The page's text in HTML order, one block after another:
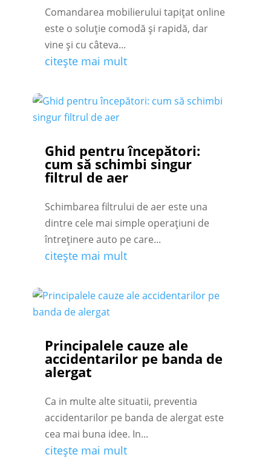
Comandarea mobilierului tapițat online
este o soluție comodă și rapidă, dar
vine și cu câteva...
citește mai mult
Ghid pentru începători:
cum să schimbi singur
filtrul de aer
Schimbarea filtrului de aer este una
dintre cele mai simple operațiuni de
întreținere auto pe care...
citește mai mult
Principalele cauze ale
accidentarilor pe banda de
alergat
Ca in multe alte situatii, preventia
accidentarilor pe banda de alergat este
cea mai buna idee. In...
citește mai mult